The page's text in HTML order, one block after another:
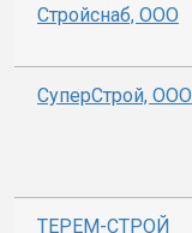
Стройснаб, ООО
СуперСтрой, ООО
ТЕРЕМ-СТРОЙ